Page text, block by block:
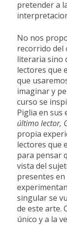
pretender a
No nos
recorrido del
literaria sino
lectores que
que
imaginar y
curso se
Piglia en sus
último lector,
propia
lectores que
para pensar
vista del
presentes
singular se
de este arte.
único y a la